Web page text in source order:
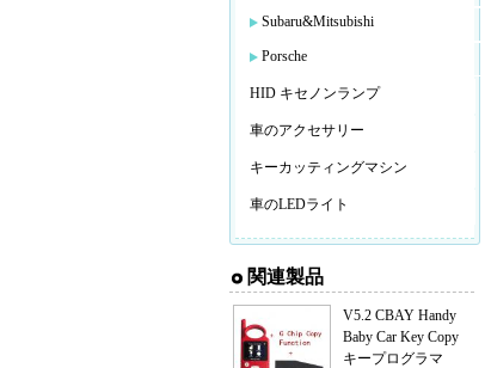
Subaru&Mitsubishi
Porsche
HID キセノンランプ
車のアクセサリー
キーカッティングマシン
車のLEDライト
関連製品
V5.2 CBAY Handy
Baby Car Key Copy
キープログラマ